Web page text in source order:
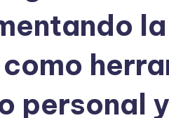
personal